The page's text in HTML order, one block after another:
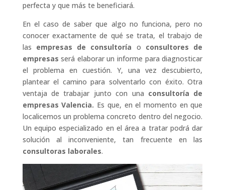
perfecta y que más te beneficiará.
En el caso de saber que algo no funciona, pero no
conocer exactamente de qué se trata, el trabajo de
las empresas de consultoría o consultores de
empresas será elaborar un informe para diagnosticar
el problema en cuestión. Y, una vez descubierto,
plantear el camino para solventarlo con éxito. Otra
ventaja de trabajar junto con una consultoría de
empresas Valencia. Es que, en el momento en que
localicemos un problema concreto dentro del negocio.
Un equipo especializado en el área a tratar podrá dar
solución al inconveniente, tan frecuente en las
consultoras laborales.